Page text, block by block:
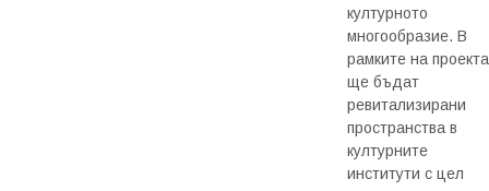
културното
многообразие. В
рамките на проекта
ще бъдат
ревитализирани
пространства в
културните
институти с цел